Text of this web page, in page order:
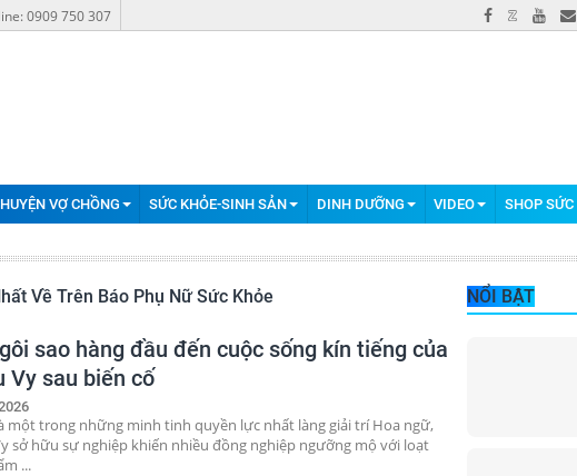
0909 750 307
VỢ CHỒNG SỨC KHỎE-SINH SẢN DINH DƯỠNG VIDEO SHOP SỨC
Về Trên Báo Phụ Nữ Sức Khỏe
sao hàng đầu đến cuộc sống kín tiếng của
Vy sau biến cố
một trong những minh tinh quyền lực nhất làng giải trí Hoa ngữ,
sở hữu sự nghiệp khiến nhiều đồng nghiệp ngưỡng mộ với loạt
...
NỔI BẬT